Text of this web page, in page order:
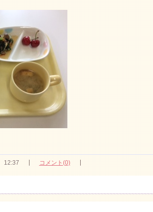
12:37 コメント(0)